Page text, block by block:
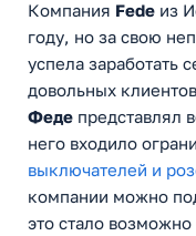
Компания Fede из
году, но за свою
успела заработать
довольных
Феде представлял
него входило
выключателей и
компании можно
это стало